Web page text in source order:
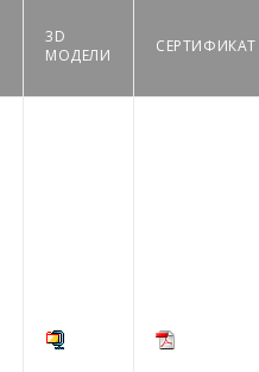
3D
МОДЕЛИ
СЕРТИФИКАТ